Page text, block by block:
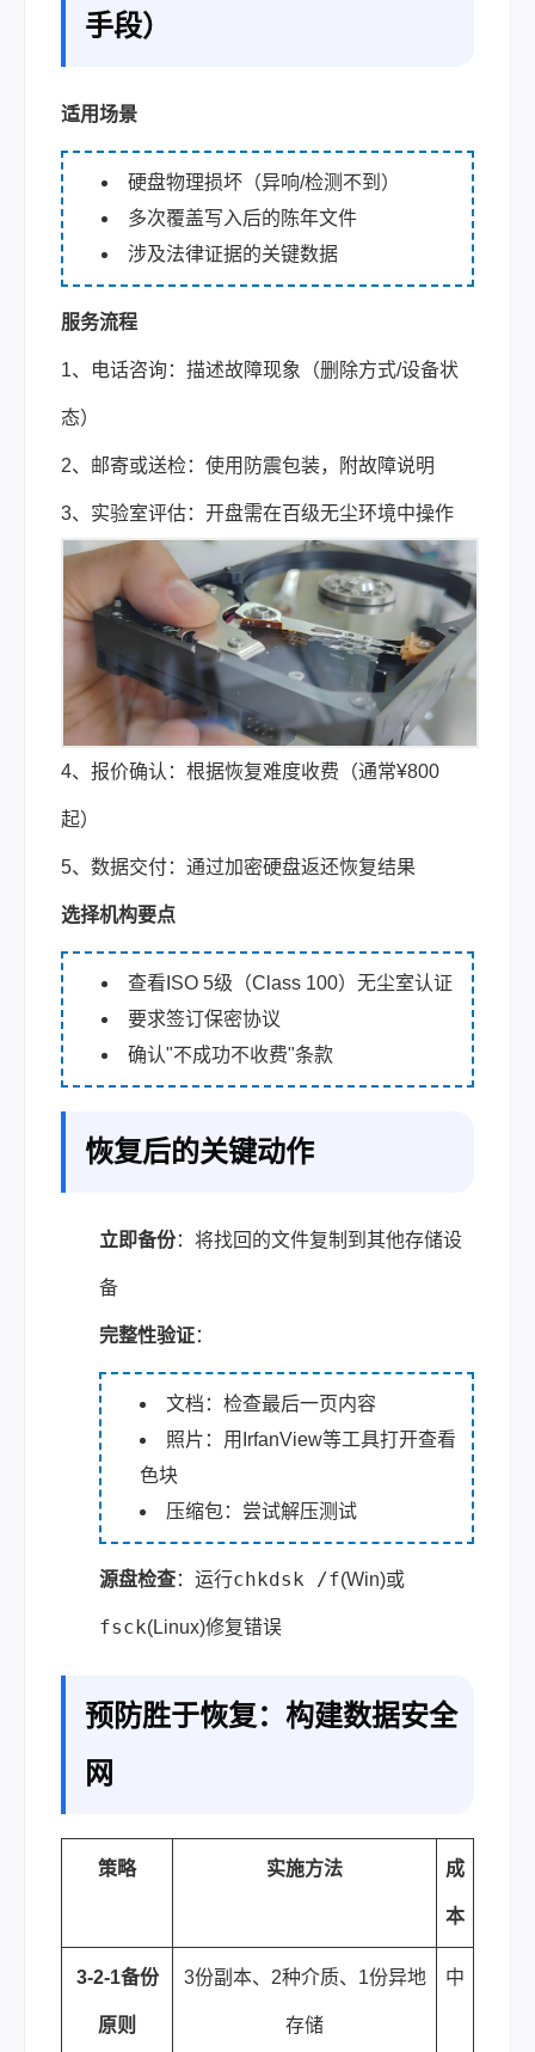
手段）
适用场景
硬盘物理损坏（异响/检测不到）
多次覆盖写入后的陈年文件
涉及法律证据的关键数据
服务流程
1、电话咨询：描述故障现象（删除方式/设备状
态）
2、邮寄或送检：使用防震包装，附故障说明
3、实验室评估：开盘需在百级无尘环境中操作
4、报价确认：根据恢复难度收费（通常¥800
起）
5、数据交付：通过加密硬盘返还恢复结果
选择机构要点
查看ISO 5级（Class 100）无尘室认证
要求签订保密协议
确认"不成功不收费"条款
恢复后的关键动作
立即备份：将找回的文件复制到其他存储设
备
完整性验证：
文档：检查最后一页内容
照片：用IrfanView等工具打开查看
色块
压缩包：尝试解压测试
源盘检查：运行chkdsk /f(Win)或
fsck(Linux)修复错误
预防胜于恢复：构建数据安全
网
策略 实施方法 成
本
3-2-1备份
原则
3份副本、2种介质、1份异地
存储
中